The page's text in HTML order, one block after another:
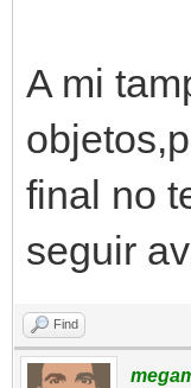
A mi
final no
seguir
Find